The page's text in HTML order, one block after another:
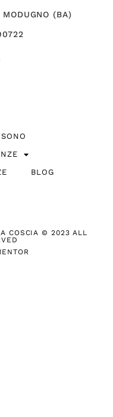
(BA)
BLOG
COSCIA © 2023 ALL